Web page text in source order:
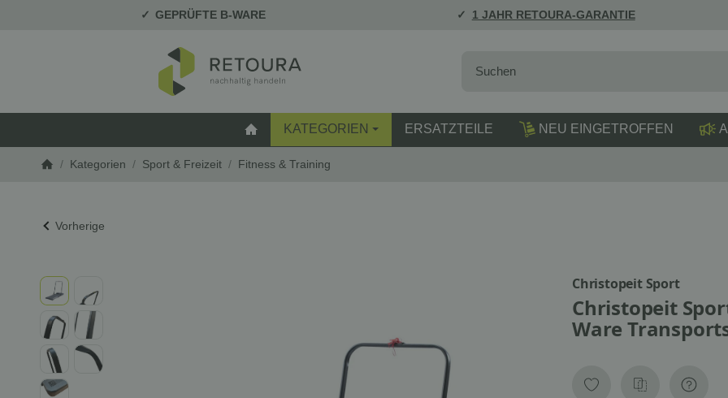
GEPRÜFTE B-WARE 1 JAHR RETOURA-GARANTIE
STARTSEITE
KATEGORIEN ERSATZTEILE NEU EINGETROFFEN
/ Kategorien / Sport & Freizeit / Fitness & Training
Vorherige
Christopeit Sport
Christopeit
Ware